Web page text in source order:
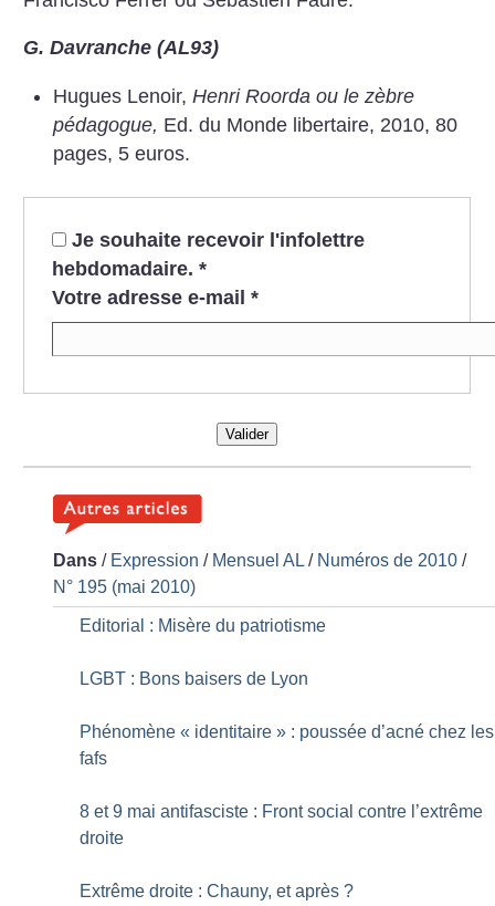
G. Davranche (AL93)
Hugues Lenoir, Henri Roorda ou le zèbre
pédagogue, Ed. du Monde libertaire, 2010, 80
pages, 5 euros.
Je souhaite recevoir l'infolettre
hebdomadaire. *
Votre adresse e-mail *
Valider
Dans / Expression / Mensuel AL / Numéros de 2010 /
N° 195 (mai 2010)
Editorial : Misère du patriotisme
LGBT : Bons baisers de Lyon
Phénomène « identitaire » : poussée d’acné chez les
fafs
8 et 9 mai antifasciste : Front social contre l’extrême
droite
Extrême droite : Chauny, et après ?